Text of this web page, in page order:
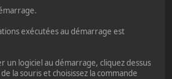
exécutées au démarrage est
un logiciel au démarrage, cliquez dessus
la souris et choisissez la commande